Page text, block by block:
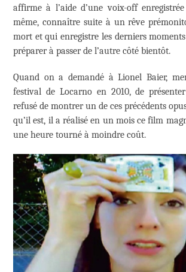
affirme à l’aide d’une voix-off
même, connaître suite à un rêve
mort et qui enregistre les derniers
préparer à passer de l’autre côté bientôt.
Quand on a demandé à Lionel Baier,
festival de Locarno en 2010, de
refusé de montrer un de ces précédents
qu’il est, il a réalisé en un mois ce film
une heure tourné à moindre coût.